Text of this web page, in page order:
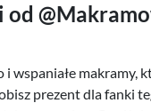
wspaniałe makramy,
prezent dla fanki